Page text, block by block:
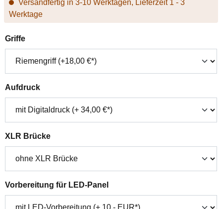
Versandfertig in 3-10 Werktagen, Lieferzeit 1 - 3
Werktage
Griffeauswählen
Aufdruckauswählen
XLR Brückeauswählen
Vorbereitung für LED-Panelauswählen